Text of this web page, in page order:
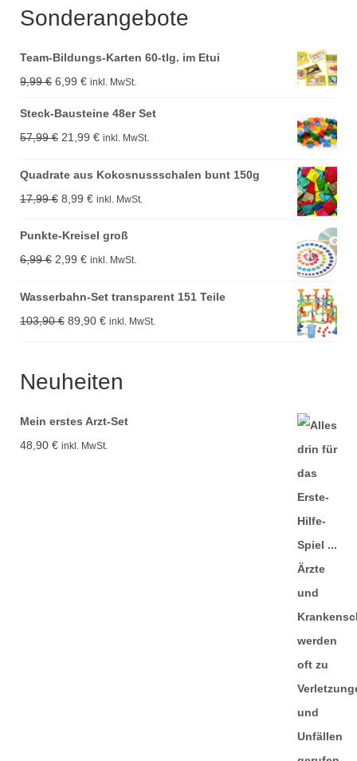
Sonderangebote
Team-Bildungs-Karten 60-tlg. im Etui
9,99€ Ursprünglicher
6,99 €Aktueller
inkl. MwSt.
Steck-Bausteine 48er Set
57,99€ Ursprünglicher
57,99 €
21,99 €Aktueller
inkl. MwSt.
Quadrate aus Kokosnussschalen bunt 150g
17,99€ Ursprünglicher
17,99 €
8,99 €Aktueller
ist:
inkl. MwSt.
Punkte-Kreisel groß
6,99€ Ursprünglicher
6,99 €
2,99 €Aktueller
inkl. MwSt.
Wasserbahn-Set transparent 151 Teile
103,90€ Ursprünglicher
103,90 €
89,90 €Aktueller
89,90 €.
inkl. MwSt.
Neuheiten
Mein erstes Arzt-Set
48,90 € inkl. MwSt.